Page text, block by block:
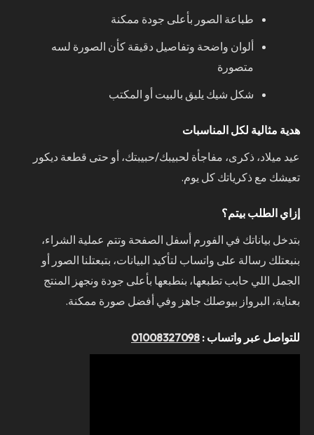
طباعة الصور بأعلى جودة ممكنة
ألوان واضحة وتفاصيل دقيقة كأن الصورة لسه
متصورة
شكل شيك يليق بالبيت أو المكتب
هدية مثالية لكل المناسبات
عيد ميلاد، ذكرى، مفاجأة لحبيبك/حبيبتك، أو حتى قطعة ديكور
تعيشك مع ذكرياتك كل يوم.
إزاي الطلب بيتم؟
بتدخل بياناتك في الفورم أسفل الصفحة وتتم عملية الشراء،
بنبعتلك رسالة على واتساب لتأكيد البيانات، بتبعتلنا الصور أو
الجمل اللي حابب تطبعها، بنطبعها بأعلى جودة ونجهز المنتج
بعناية، البرواز بيوصلك جاهز وفي أفضل صورة ممكنة.
للتواصل عبر واتساب : 01008327098